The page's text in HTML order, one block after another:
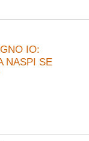
IO:
NASPI SE